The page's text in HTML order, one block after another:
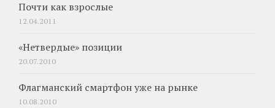
Почти как взрослые
12.04.2011
«Нетвердые» позиции
20.07.2010
Флагманский смартфон уже на рынке
10.08.2010